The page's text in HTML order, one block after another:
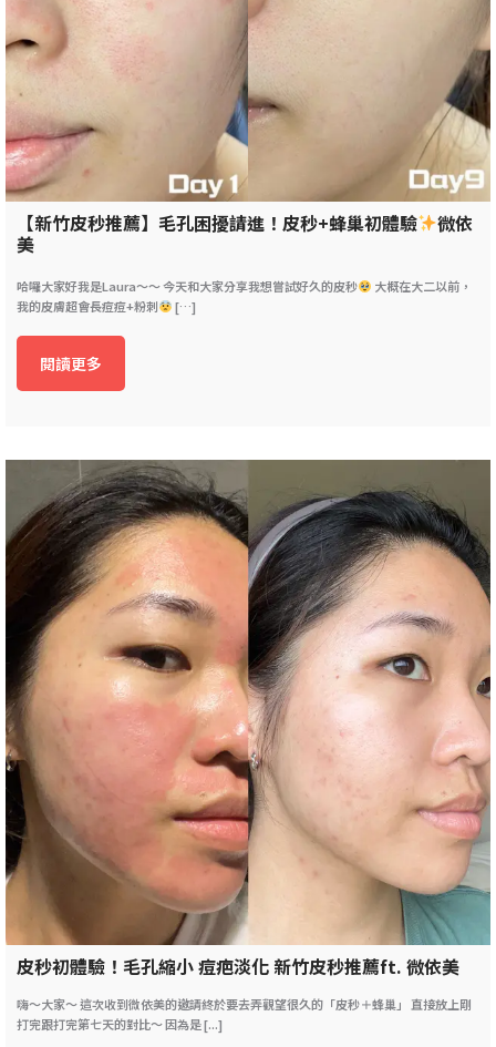
【新竹皮秒推薦】毛孔困擾請進！皮秒+蜂巢初體驗 微依
美
哈囉大家好我是Laura～～ 今天和大家分享我想嘗試好久的皮秒
大概在大二以前，
我的皮膚超會長痘痘+粉刺
[…]
閱讀更多
皮秒初體驗！毛孔縮小 痘疤淡化 新竹皮秒推薦ft. 微依美
嗨～大家～ 這次收到微依美的邀請終於要去弄觀望很久的「皮秒＋蜂巢」 直接放上剛
打完跟打完第七天的對比～ 因為是 [...]